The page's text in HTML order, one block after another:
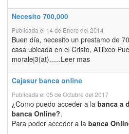
Necesito 700,000
Publicada el 14 de Enero del 2014
Buen día, necesito un prestamo de
casa ubicada en el Cristo, ATlixco
moralej3(at)......Leer mas
Cajasur banca online
Publicada el 05 de Octubre del 2017
¿Como puedo acceder a la banca a
banca Online?.
Para poder acceder a la banca